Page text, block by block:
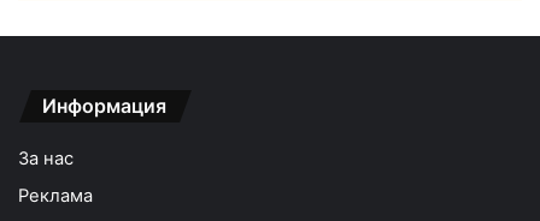
Информация
За нас
Реклама